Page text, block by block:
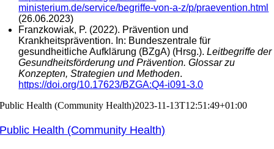
ministerium.de/service/begriffe-von-a-z/p/praevention.html
(26.06.2023)
Franzkowiak, P. (2022). Prävention und
Krankheitsprävention. In: Bundeszentrale für
gesundheitliche Aufklärung (BZgA) (Hrsg.).Leitbegriffe der
Gesundheitsförderung und Prävention. Glossar zu
Konzepten, Strategien und Methoden.
https://doi.org/10.17623/BZGA:Q4-i091-3.0
Public Health (Community Health)2023-11-13T12:51:49+01:00
Public Health (Community Health)